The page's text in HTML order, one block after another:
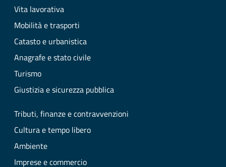
Vita lavorativa
Mobilità e trasporti
Catasto e urbanistica
Anagrafe e stato civile
Turismo
Giustizia e sicurezza pubblica
Tributi, finanze e contravvenzioni
Cultura e tempo libero
Ambiente
Imprese e commercio